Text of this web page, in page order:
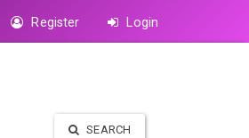
Register Login
SEARCH